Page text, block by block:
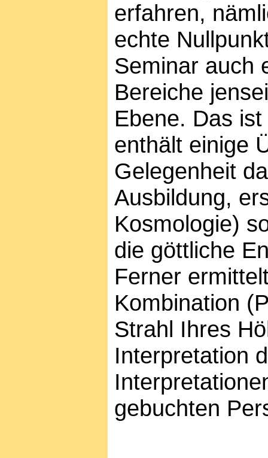
erfahren,
echte
Seminar auch
Bereiche
Ebene. Das
enthält einige
Gelegenheit
Ausbildung,
Kosmologie)
die göttliche
Ferner
Kombination
Strahl Ihres
Interpretation
gebuchten